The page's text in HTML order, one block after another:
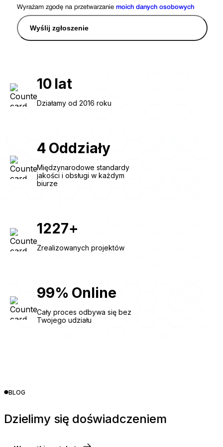
Wyrażam zgodę na przetwarzanie moich danych osobowych
Wyślij zgłoszenie
10 lat
Działamy od 2016 roku
4 Oddziały
Międzynarodowe standardy
jakości i obsługi w każdym
biurze
1227+
Zrealizowanych projektów
99% Online
Cały proces odbywa się bez
Twojego udziału
BLOG
Dzielimy się doświadczeniem